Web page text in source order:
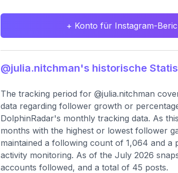
+ Konto für Instagram-
@julia.nitchman's historische
The tracking period for @julia.nitchman
data regarding follower growth or
DolphinRadar's monthly tracking data. As
months with the highest or lowest follower
maintained a following count of 1,064 and
activity monitoring. As of the July 2026
accounts followed, and a total of 45 posts.